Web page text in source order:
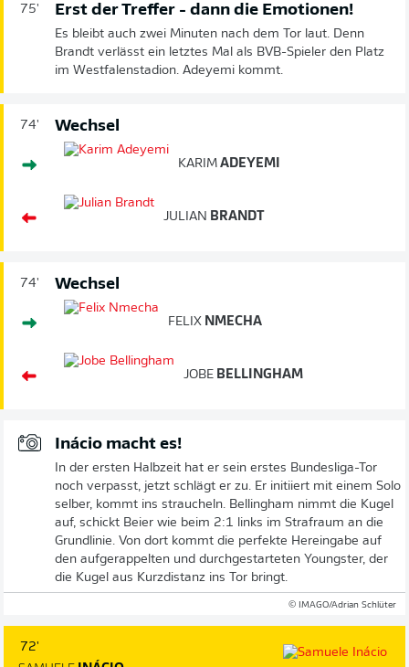
75' Erst der Treffer - dann die Emotionen!
Es bleibt auch zwei Minuten nach dem Tor laut. Denn
Brandt verlässt ein letztes Mal als BVB-Spieler den Platz
im Westfalenstadion. Adeyemi kommt.
74' Wechsel
KARIM ADEYEMI
JULIAN BRANDT
74' Wechsel
FELIX NMECHA
JOBE BELLINGHAM
Inácio macht es!
In der ersten Halbzeit hat er sein erstes Bundesliga-Tor
noch verpasst, jetzt schlägt er zu. Er initiiert mit einem Solo
selber, kommt ins straucheln. Bellingham nimmt die Kugel
auf, schickt Beier wie beim 2:1 links im Strafraum an die
Grundlinie. Von dort kommt die perfekte Hereingabe auf
den aufgerappelten und durchgestarteten Youngster, der
die Kugel aus Kurzdistanz ins Tor bringt.
© IMAGO/Adrian Schlüter
72'